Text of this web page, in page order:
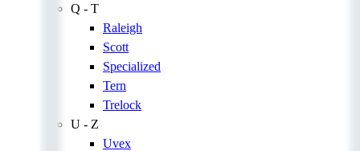
Q - T
Raleigh
Scott
Specialized
Tern
Trelock
U - Z
Uvex